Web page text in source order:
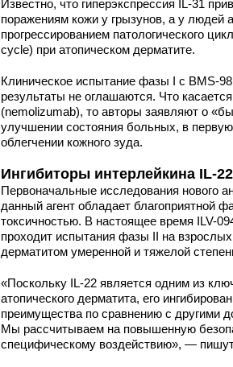
Известно, что гиперэкспрессия IL-31
поражениям кожи у грызунов, а у людей
прогрессированием патологического
cycle) при атопическом дерматите.
Клиническое испытание фазы I с BMS-
результаты не оглашаются. Что
(nemolizumab), то авторы заявляют о
улучшении состояния больных, в
облегчении кожного зуда.
Ингибиторы интерлейкина IL-22
Первоначальные исследования нового
данный агент обладает благоприятной
токсичностью. В настоящее время ILV-
проходит испытания фазы II на
дерматитом умеренной и тяжелой
«Поскольку IL-22 является одним из
атопического дерматита, его
преимущества по сравнению с другими
Мы рассчитываем на повышенную
специфическому воздействию», —